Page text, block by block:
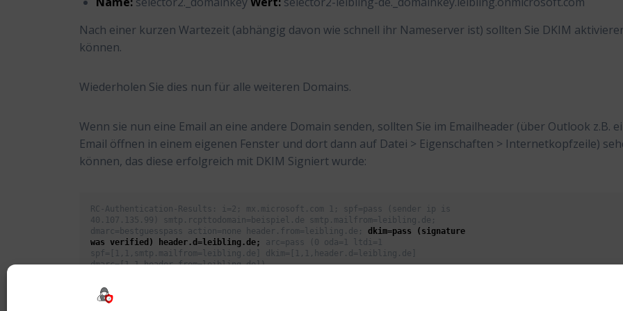
Nach einer kurzen Wartezeit (abhängig davon wie schnell ihr Nameserver ist) sollten Sie DKIM
können.
Wiederholen Sie dies nun für alle weiteren Domains.
Wenn sie nun eine Email an eine andere Domain senden, sollten Sie im Emailheader (über Outlook z.B.
Email öffnen in einem eigenen Fenster und dort dann auf Datei > Eigenschaften > Internetkopfzeile)
können, das diese erfolgreich mit DKIM Signiert wurde:
RC-Authentication-Results: i=2; mx.microsoft.com 1; spf=pass (sender ip is
40.107.135.99) smtp.rcpttodomain=beispiel.de smtp.mailfrom=leibling.de;
dmarc=bestguesspass action=none header.from=leibling.de; dkim=pass (signature
was verified) header.d=leibling.de;
arc=pass (0 oda=1 ltdi=1
spf=[1,1,smtp.mailfrom=leibling.de] dkim=[1,1,header.d=leibling.de]
dmarc=[1,1,header.from=leibling.de])